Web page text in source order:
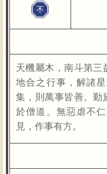
天機屬木，南斗第
地合之行事，解諸
集，則萬事皆善。勤
於僧道。無惡虐不
見，作事有方。